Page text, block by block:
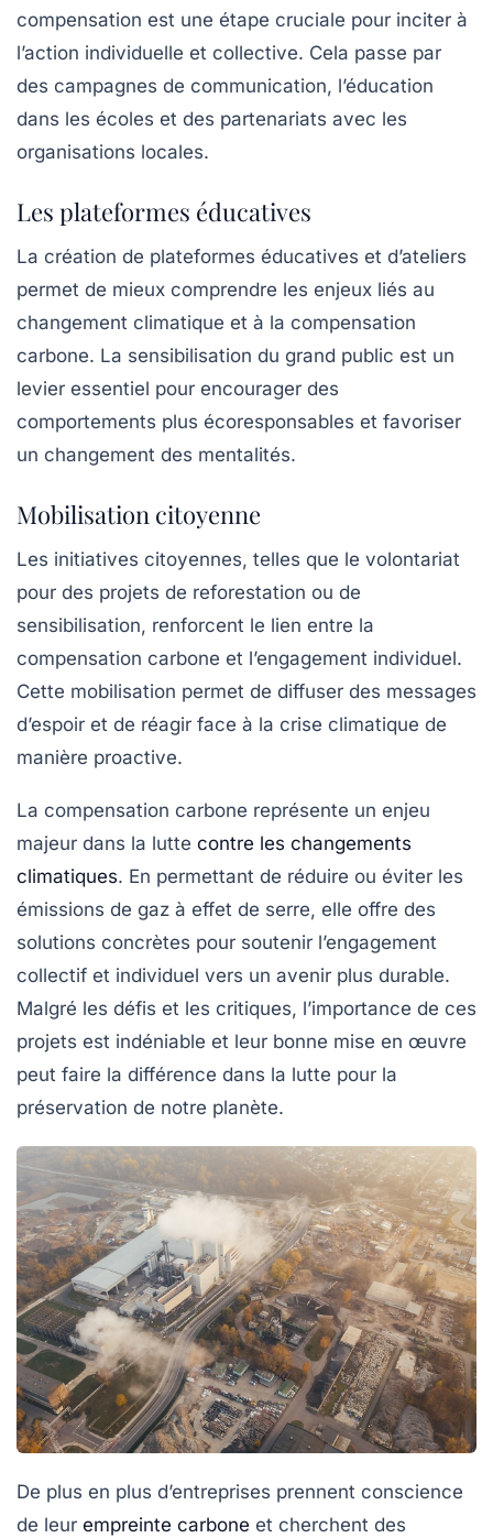
compensation est une étape cruciale pour inciter à
l’action individuelle et collective. Cela passe par
des campagnes de communication, l’éducation
dans les écoles et des partenariats avec les
organisations locales.
Les plateformes éducatives
La création de plateformes éducatives et d’ateliers
permet de mieux comprendre les enjeux liés au
changement climatique et à la compensation
carbone. La sensibilisation du grand public est un
levier essentiel pour encourager des
comportements plus écoresponsables et favoriser
un changement des mentalités.
Mobilisation citoyenne
Les initiatives citoyennes, telles que le volontariat
pour des projets de reforestation ou de
sensibilisation, renforcent le lien entre la
compensation carbone et l’engagement individuel.
Cette mobilisation permet de diffuser des messages
d’espoir et de réagir face à la crise climatique de
manière proactive.
La compensation carbone représente un enjeu
majeur dans la lutte contre les changements
climatiques. En permettant de réduire ou éviter les
émissions de gaz à effet de serre, elle offre des
solutions concrètes pour soutenir l’engagement
collectif et individuel vers un avenir plus durable.
Malgré les défis et les critiques, l’importance de ces
projets est indéniable et leur bonne mise en œuvre
peut faire la différence dans la lutte pour la
préservation de notre planète.
De plus en plus d’entreprises prennent conscience
de leur empreinte carbone et cherchent des